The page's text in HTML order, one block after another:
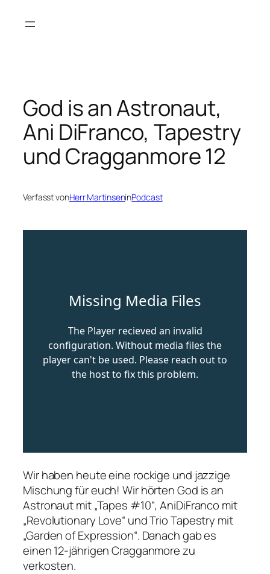
Inhalt
God is an Astronaut,
Ani DiFranco, Tapestry
und Cragganmore 12
Verfasst vonHerr MartinseninPodcast
Wir haben heute eine rockige und jazzige
Mischung für euch! Wir hörten God is an
Astronaut mit „Tapes #10“, AniDiFranco mit
„Revolutionary Love“ und Trio Tapestry mit
„Garden of Expression“. Danach gab es
einen 12-jährigen Cragganmore zu
verkosten.